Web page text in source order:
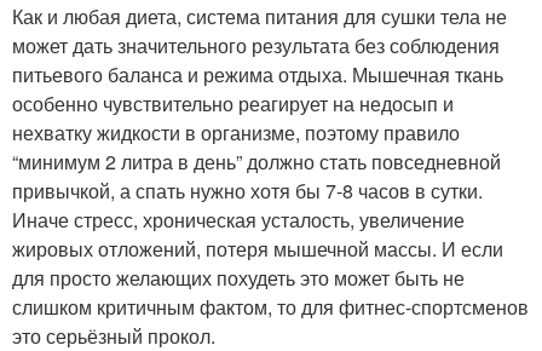
Как и любая диета, система питания для сушки тела не
может дать значительного результата без соблюдения
питьевого баланса и режима отдыха. Мышечная ткань
особенно чувствительно реагирует на недосып и
нехватку жидкости в организме, поэтому правило
“минимум 2 литра в день” должно стать повседневной
привычкой, а спать нужно хотя бы 7-8 часов в сутки.
Иначе стресс, хроническая усталость, увеличение
жировых отложений, потеря мышечной массы. И если
для просто желающих похудеть это может быть не
слишком критичным фактом, то для фитнес-спортсменов
это серьёзный прокол.